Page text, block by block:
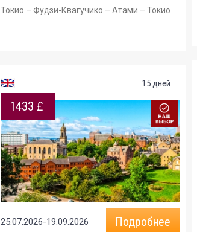
Токио – Фудзи-Квагучико – Атами – Токио
15 дней
1433 £
25.07.2026-19.09.2026 Подробнее